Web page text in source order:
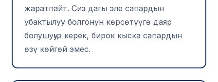
жаратпайт. Сиз дагы эле сапардын
убактылуу болгонун көрсөтүүгө даяр
болушуңуз керек, бирок кыска сапардын
өзү көйгөй эмес.